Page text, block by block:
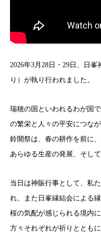
2026年3月28日・29日、日
り）が執り行われました。
瑞穂の国といわれるわが国
の繁栄と人々の平安につな
鈴開祭は、春の耕作を前に
あらゆる生産の発展、そし
当日は神賑行事として、私
れ、また日峯縁結会による
桜の気配が感じられる境内
方々それぞれが祈りととも